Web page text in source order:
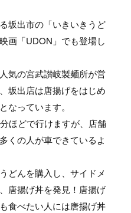
坂出市の「いきいきうど
画「UDON」でも登場し
気の宮武讃岐製麺所が営
坂出店は唐揚げをはじめ
なっています。
ほどで行けますが、店舗
くの人が車できているよ
どんを購入し、サイドメ
唐揚げ丼を発見！唐揚げ
食べたい人には唐揚げ丼